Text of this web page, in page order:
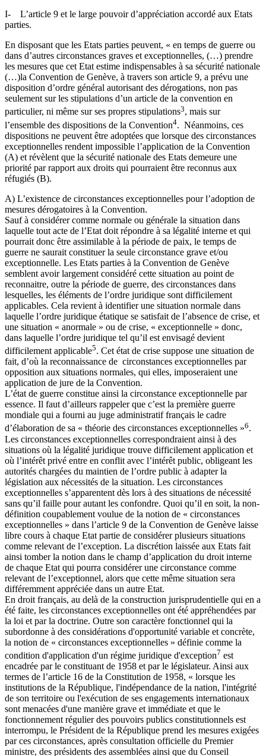
I- L’article 9 et le large pouvoir d’appréciation accordé aux Etats
parties.
En disposant que les Etats parties peuvent, « en temps de guerre ou
dans d’autres circonstances graves et exceptionnelles, (…) prendre
les mesures que cet Etat estime indispensables à sa sécurité nationale
(…)la Convention de Genève, à travers son article 9, a prévu une
disposition d’ordre général autorisant des dérogations, non pas
seulement sur les stipulations d’un article de la convention en
particulier, ni même sur ses propres stipulations3, mais sur
l’ensemble des dispositions de la Convention4. Néanmoins, ces
dispositions ne peuvent être adoptées que lorsque des circonstances
exceptionnelles rendent impossible l’application de la Convention
(A) et révèlent que la sécurité nationale des Etats demeure une
priorité par rapport aux droits qui pourraient être reconnus aux
réfugiés (B).
A) L’existence de circonstances exceptionnelles pour l’adoption de
mesures dérogatoires à la Convention.
Sauf à considérer comme normale ou générale la situation dans
laquelle tout acte de l’Etat doit répondre à sa légalité interne et qui
pourrait donc être assimilable à la période de paix, le temps de
guerre ne saurait constituer la seule circonstance grave et/ou
exceptionnelle. Les Etats parties à la Convention de Genève
semblent avoir largement considéré cette situation au point de
reconnaitre, outre la période de guerre, des circonstances dans
lesquelles, les éléments de l’ordre juridique sont difficilement
applicables. Cela revient à identifier une situation normale dans
laquelle l’ordre juridique étatique se satisfait de l’absence de crise, et
une situation « anormale » ou de crise, « exceptionnelle » donc,
dans laquelle l’ordre juridique tel qu’il est envisagé devient
difficilement applicable5. Cet état de crise suppose une situation de
fait, d’où la reconnaissance de circonstances exceptionnelles par
opposition aux situations normales, qui elles, imposeraient une
application de jure de la Convention.
L’état de guerre constitue ainsi la circonstance exceptionnelle par
essence. Il faut d’ailleurs rappeler que c’est la première guerre
mondiale qui a fourni au juge administratif français le cadre
d’élaboration de sa « théorie des circonstances exceptionnelles »6.
Les circonstances exceptionnelles correspondraient ainsi à des
situations où la légalité juridique trouve difficilement application et
où l’intérêt privé entre en conflit avec l’intérêt public, obligeant les
autorités chargées du maintien de l’ordre public à adapter la
législation aux nécessités de la situation. Les circonstances
exceptionnelles s’apparentent dès lors à des situations de nécessité
sans qu’il faille pour autant les confondre. Quoi qu’il en soit, la non-
définition coupablement voulue de la notion de « circonstances
exceptionnelles » dans l’article 9 de la Convention de Genève laisse
libre cours à chaque Etat partie de considérer plusieurs situations
comme relevant de l’exception. La discrétion laissée aux Etats fait
ainsi tomber la notion dans le champ d’application du droit interne
de chaque Etat qui pourra considérer une circonstance comme
relevant de l’exceptionnel, alors que cette même situation sera
différemment appréciée dans un autre Etat.
En droit français, au delà de la construction jurisprudentielle qui en a
été faite, les circonstances exceptionnelles ont été appréhendées par
la loi et par la doctrine. Outre son caractère fonctionnel qui la
subordonne à des considérations d'opportunité variable et concrète,
la notion de « circonstances exceptionnelles » définie comme la
condition d'application d'un régime juridique d'exception7 est
encadrée par le constituant de 1958 et par le législateur. Ainsi aux
termes de l’article 16 de la Constitution de 1958, « lorsque les
institutions de la République, l'indépendance de la nation, l'intégrité
de son territoire ou l'exécution de ses engagements internationaux
sont menacées d'une manière grave et immédiate et que le
fonctionnement régulier des pouvoirs publics constitutionnels est
interrompu, le Président de la République prend les mesures exigées
par ces circonstances, après consultation officielle du Premier
ministre, des présidents des assemblées ainsi que du Conseil